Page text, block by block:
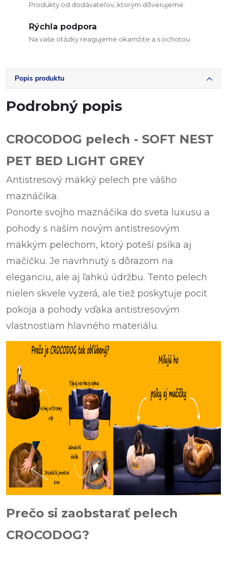
Produkty od dodávateľov, ktorým dôverujeme.
Rýchla podpora
Na vaše otázky reagujeme okamžite a s ochotou
Popis produktu
Podrobný popis
CROCODOG pelech - SOFT NEST
PET BED LIGHT GREY
Antistresový mäkký pelech pre vášho
maznáčika.
Ponorte svojho maznáčika do sveta luxusu a
pohody s naším novým antistresovým
mäkkým pelechom, ktorý poteší psíka aj
mačičku. Je navrhnutý s dôrazom na
eleganciu, ale aj ľahkú údržbu. Tento pelech
nielen skvele vyzerá, ale tiež poskytuje pocit
pokoja a pohody vďaka antistresovým
vlastnostiam hlavného materiálu.
Prečo si zaobstarať pelech
CROCODOG?